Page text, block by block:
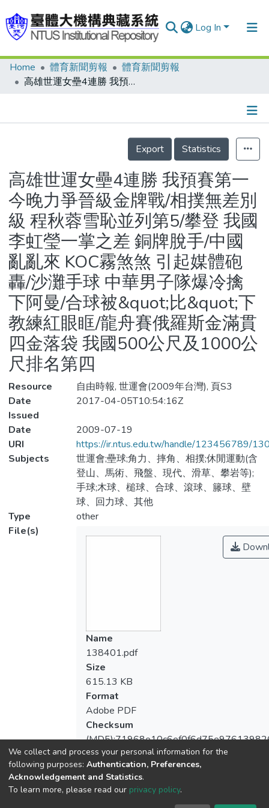
Log In
Communities & Collections
Statistics
Home 體育新聞剪報
體育新聞剪報
高雄世運女壘4連勝 我預賽第一 今晚力爭晉級金牌戰/相撲無差別級 程秋蓉雪恥並列第5/攀登 我國李虹瑩一掌之差 銅牌脫手/中國亂亂來 KOC霧煞煞 引起媒體砲轟/沙灘手球 中華男子隊爆冷擒下阿曼/合球被&quot;比&quot;下 教練紅眼眶/龍舟賽俄羅斯金滿貫四金落袋 我國500公尺及1000公尺排名第四
Details
Export
Statistics
高雄世運女壘4連勝 我預賽第一
今晚力爭晉級金牌戰/相撲無差別
級 程秋蓉雪恥並列第5/攀登 我國
李虹瑩一掌之差 銅牌脫手/中國
亂亂來 KOC霧煞煞 引起媒體砲
轟/沙灘手球 中華男子隊爆冷擒
下阿曼/合球被&quot;比&quot;下
教練紅眼眶/龍舟賽俄羅斯金滿貫
四金落袋 我國500公尺及1000公
尺排名第四
Resource
自由時報, 世運會(2009年台灣), 頁S3
Date
Issued
2017-04-05T10:54:16Z
Date
2009-07-19
URI
https://ir.ntus.edu.tw/handle/123456789/
Subjects
世運會;壘球;角力、摔角、相撲;休閒運動(含
登山、馬術、飛盤、現代、滑草、攀岩等);
手球;木球、槌球、合球、滾球、籐球、壁
球、回力球、其他
Type
other
File(s)
Name
138401.pdf
Size
615.13 KB
Format
Adobe PDF
Checksum
View metrics
We collect and process your personal information for the
following purposes: Authentication, Preferences,
Acknowledgement and Statistics.
To learn more, please read our privacy policy.